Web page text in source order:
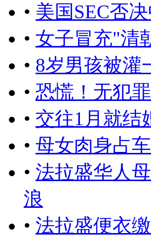
• 美国SEC否
• 女子冒充"清
• 8岁男孩被灌
• 恐慌！无犯
• 交往1月就结
• 母女肉身占
• 法拉盛华人
浪
• 法拉盛便衣